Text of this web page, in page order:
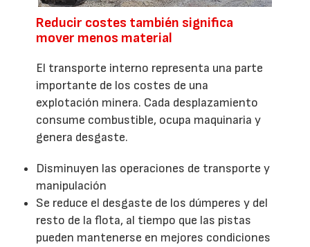
Reducir costes también significa
mover menos material
El transporte interno representa una parte
importante de los costes de una
explotación minera. Cada desplazamiento
consume combustible, ocupa maquinaria y
genera desgaste.
Disminuyen las operaciones de transporte y
manipulación
Se reduce el desgaste de los dúmperes y del
resto de la flota, al tiempo que las pistas
pueden mantenerse en mejores condiciones